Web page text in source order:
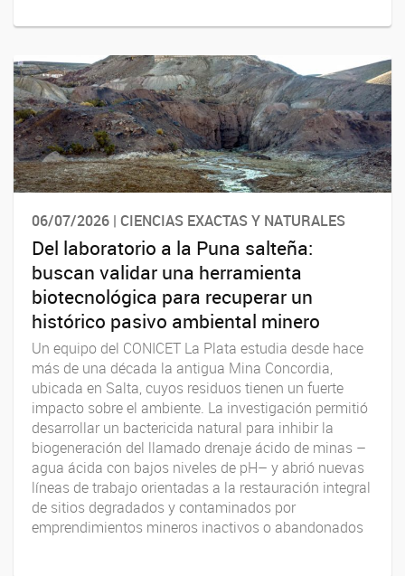
06/07/2026 | CIENCIAS EXACTAS Y NATURALES
Del laboratorio a la Puna salteña:
buscan validar una herramienta
biotecnológica para recuperar un
histórico pasivo ambiental minero
Un equipo del CONICET La Plata estudia desde hace
más de una década la antigua Mina Concordia,
ubicada en Salta, cuyos residuos tienen un fuerte
impacto sobre el ambiente. La investigación permitió
desarrollar un bactericida natural para inhibir la
biogeneración del llamado drenaje ácido de minas –
agua ácida con bajos niveles de pH– y abrió nuevas
líneas de trabajo orientadas a la restauración integral
de sitios degradados y contaminados por
emprendimientos mineros inactivos o abandonados